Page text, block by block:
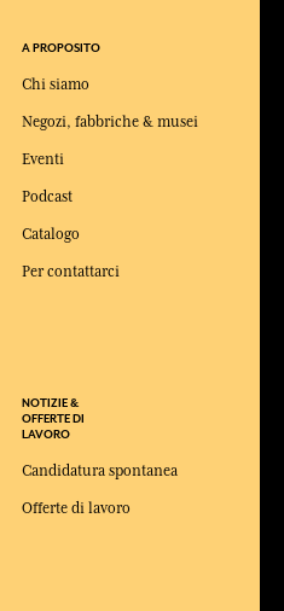
A PROPOSITO
Chi siamo
Negozi, fabbriche & musei
Eventi
Podcast
Catalogo
Per contattarci
NOTIZIE &
OFFERTE DI
LAVORO
Candidatura spontanea
Offerte di lavoro